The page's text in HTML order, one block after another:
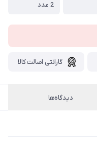
2 عدد
گارانتی اصالت کالا
دیدگاه‌ها